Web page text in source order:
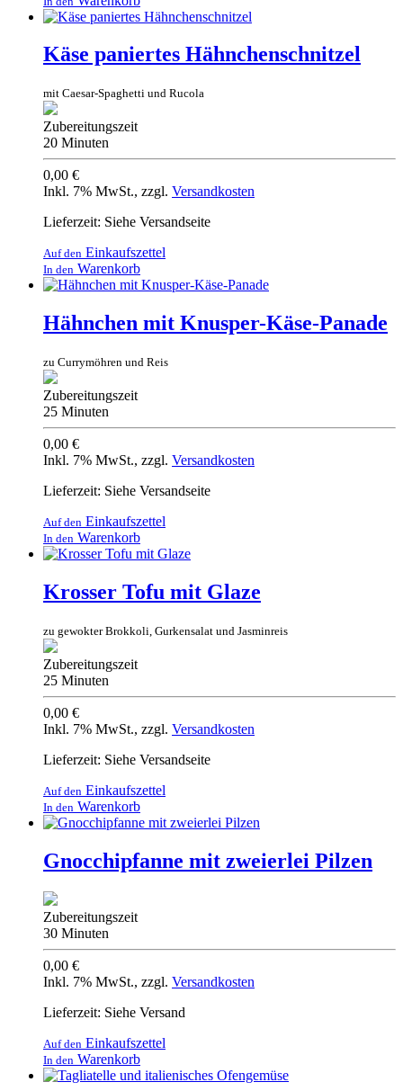
Käse paniertes Hähnchenschnitzel
mit Caesar-Spaghetti und Rucola
Zubereitungszeit
20 Minuten
0,00 €
Inkl. 7% MwSt., zzgl. Versandkosten
Lieferzeit: Siehe Versandseite
Auf den Einkaufszettel
In den Warenkorb
Hähnchen mit Knusper-Käse-Panade
zu Currymöhren und Reis
Zubereitungszeit
25 Minuten
0,00 €
Inkl. 7% MwSt., zzgl. Versandkosten
Lieferzeit: Siehe Versandseite
Auf den Einkaufszettel
In den Warenkorb
Krosser Tofu mit Glaze
zu gewokter Brokkoli, Gurkensalat und Jasminreis
Zubereitungszeit
25 Minuten
0,00 €
Inkl. 7% MwSt., zzgl. Versandkosten
Lieferzeit: Siehe Versandseite
Auf den Einkaufszettel
In den Warenkorb
Gnocchipfanne mit zweierlei Pilzen
Zubereitungszeit
30 Minuten
0,00 €
Inkl. 7% MwSt., zzgl. Versandkosten
Lieferzeit: Siehe Versand
Auf den Einkaufszettel
In den Warenkorb